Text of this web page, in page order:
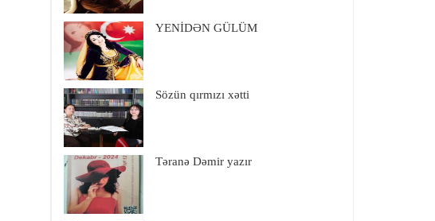
YENİDƏN GÜLÜM
Sözün qırmızı xətti
Təranə Dəmir yazır